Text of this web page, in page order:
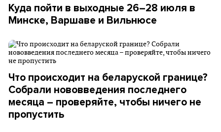
Куда пойти в выходные 26–28 июля в
Минске, Варшаве и Вильнюсе
Что происходит на беларуской границе?
Собрали нововведения последнего
месяца – проверяйте, чтобы ничего не
пропустить